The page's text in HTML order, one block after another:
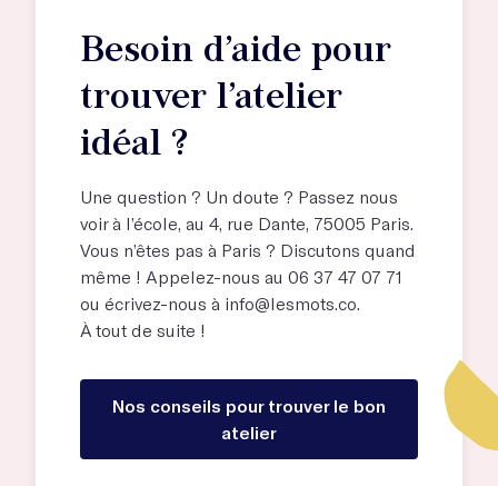
Besoin d’aide pour
trouver l’atelier
idéal ?
Une question ? Un doute ? Passez nous
voir à l’école, au 4, rue Dante, 75005 Paris.
Vous n’êtes pas à Paris ? Discutons quand
même ! Appelez-nous au 06 37 47 07 71
ou écrivez-nous à info@lesmots.co.
À tout de suite !
Nos conseils pour trouver le bon
atelier